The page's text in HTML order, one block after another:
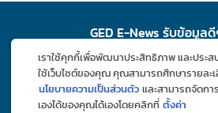
GED E-News รับข้อมูล
เราใช้คุกกี้เพื่อพัฒนาประสิทธิภาพ และประ
ใช้เว็บไซต์ของคุณ คุณสามารถศึกษารายละ
นโยบายความเป็นส่วนตัว และสามารถจัดก
เองได้ของคุณได้เองโดยคลิกที่ ตั้งค่า